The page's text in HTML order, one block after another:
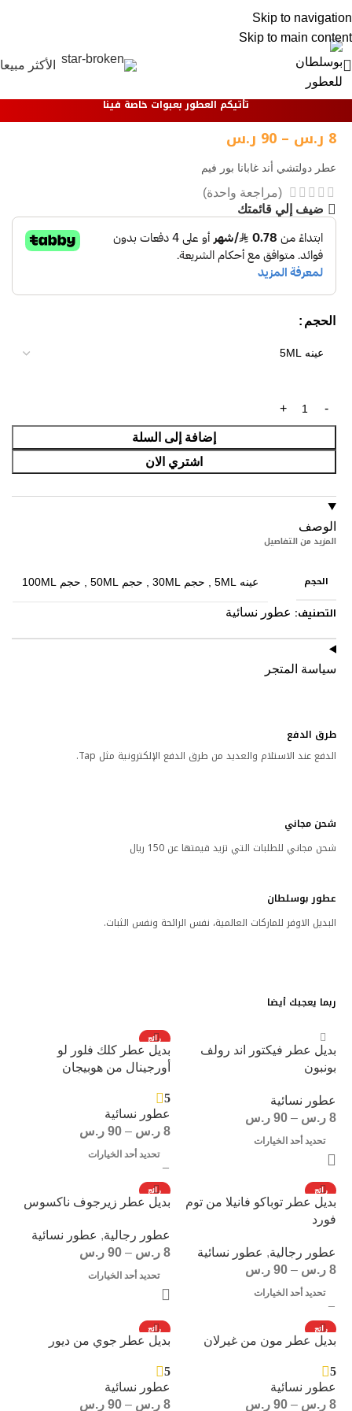
Skip to navigation
Skip to main content
الأكثر مبيعا
تأتيكم العطور بعبوات خاصة فينا
عطر دولتشي أند غابانا بور فيم
(مراجعة واحدة)
8 ر.س –
90 ر.س
ضيف إلي قائمتك
الحجم
إضافة إلى السلة
اشتري الان
الوصف
المزيد من التفاصيل
الحجم عينه 5ML حجم 30ML حجم 50ML حجم 100ML
التصنيف: عطور نسائية
سياسة المتجر
طرق الدفع
الدفع عند الاستلام والعديد من طرق الدفع الإلكترونية مثل Tap.
شحن مجاني
شحن مجاني للطلبات التي تزيد قيمتها عن 150 ريال
عطور بوسلطان
البديل الاوفر للماركات العالمية، نفس الرائحة ونفس الثبات.
ربما يعجبك أيضا
بديل عطر فيكتور اند رولف
بونبون
عطور نسائية
8 ر.س –
90 ر.س
تحديد أحد الخيارات
رائج
بديل عطر كلك فلور لو
أورجينال من هوبيجان
5
عطور نسائية
8 ر.س –
90 ر.س
تحديد أحد الخيارات
رائج
بديل عطر توباكو فانيلا من توم
فورد
عطور رجالية, عطور نسائية
8 ر.س –
90 ر.س
تحديد أحد الخيارات
رائج
بديل عطر زيرجوف ناكسوس
عطور رجالية, عطور نسائية
8 ر.س –
90 ر.س
تحديد أحد الخيارات
رائج
بديل عطر مون من غيرلان
5
عطور نسائية
8 ر.س –
90 ر.س
رائج
بديل عطر جوي من ديور
5
عطور نسائية
8 ر.س –
90 ر.س